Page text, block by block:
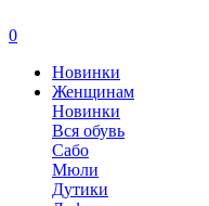
0
Новинки
Женщинам
Новинки
Вся обувь
Сабо
Мюли
Дутики